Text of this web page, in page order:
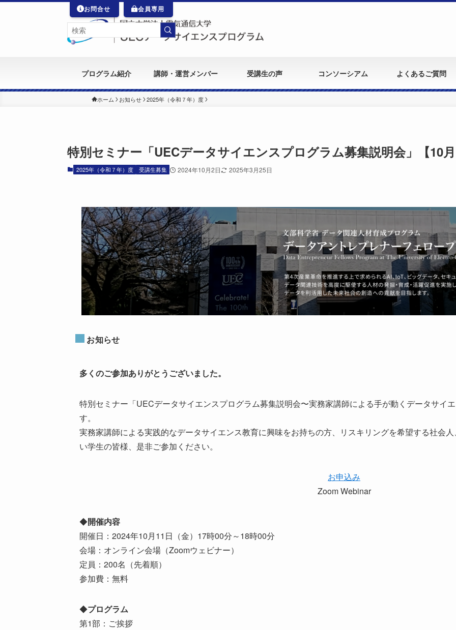
プログラム紹介 講師・運営メンバー 受講生の声 コンソーシアム よくあるご質問
お問合せ 会員専用
ホーム お知らせ 2025年（令和７年）度
特別セミナー「UECデータサイエンスプログラム募集説明会」【10
2025年（令和７年）度 受講生募集 2024年10月2日 2025年3月25日
お知らせ
多くのご参加ありがとうございました。
特別セミナー「UECデータサイエンスプログラム募集説明会〜実務家講師による手が動くデータサイ
す。
実務家講師による実践的なデータサイエンス教育に興味をお持ちの方、リスキリングを希望する社会
い学生の皆様、是非ご参加ください。
お申込み
Zoom Webinar
◆開催内容
開催日：2024年10月11日（金）17時00分～18時00分
会場：オンライン会場（Zoomウェビナー）
定員：200名（先着順）
参加費：無料
◆プログラム
第1部：ご挨拶